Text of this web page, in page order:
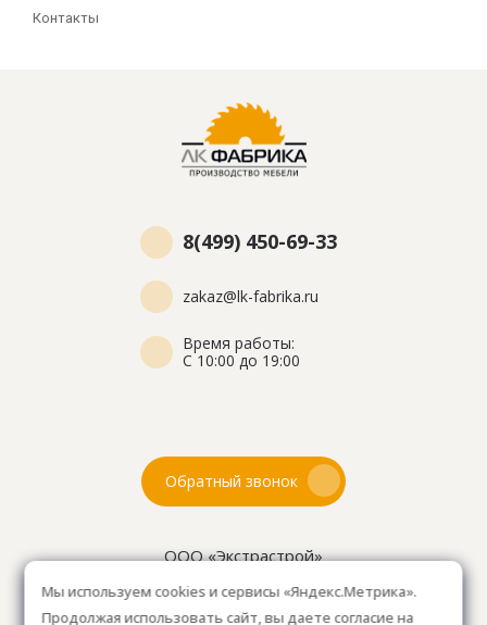
Контакты
8(499) 450-69-33
zakaz@lk-fabrika.ru
Время работы:
С 10:00 до 19:00
Обратный звонок
ООО «Экстрастрой»
ОГРН 1157746804753
Мы используем cookies и сервисы «Яндекс.Метрика».
Продолжая использовать сайт, вы даете согласие на